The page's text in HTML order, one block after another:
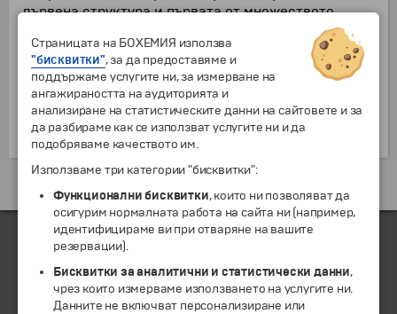
дървена структура и първата от множеството
малки църкви в манастира. Това е периода на
процъфтяване на християнството в Ирландия и
манастирите са изпълнявали ролята на градове. В
"Клонмакноа" могат да се разгледат кръгли кули,
останки от църкви и келтски кръстове със сложни
изработки, всички живописно разположени на
бреговете на река Шанон.
ЧЛЕН НА
Страницата на БОХЕМИЯ използва
"бисквитки", за да предоставяме и
поддържаме услугите ни, за измерване на
ангажираността на аудиторията и
анализиране на статистическите данни на сайтовете и за
да разбираме как се използват услугите ни и да
подобряваме качеството им.
Използваме три категории "бисквитки":
Функционални бисквитки, които ни позволяват да
осигурим нормалната работа на сайта ни (например,
идентифицираме ви при отваряне на вашите
резервации).
Бисквитки за аналитични и статистически данни,
чрез които измерваме използването на услугите ни.
Данните не включват персонализиране или